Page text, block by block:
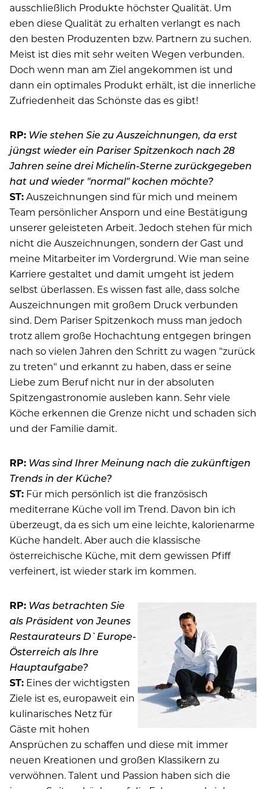
ausschließlich Produkte höchster Qualität. Um
eben diese Qualität zu erhalten verlangt es nach
den besten Produzenten bzw. Partnern zu suchen.
Meist ist dies mit sehr weiten Wegen verbunden.
Doch wenn man am Ziel angekommen ist und
dann ein optimales Produkt erhält, ist die innerliche
Zufriedenheit das Schönste das es gibt!
RP: Wie stehen Sie zu Auszeichnungen, da erst
jüngst wieder ein Pariser Spitzenkoch nach 28
Jahren seine drei Michelin-Sterne zurückgegeben
hat und wieder "normal" kochen möchte?
ST:Auszeichnungen sind für mich und meinem
Team persönlicher Ansporn und eine Bestätigung
unserer geleisteten Arbeit. Jedoch stehen für mich
nicht die Auszeichnungen, sondern der Gast und
meine Mitarbeiter im Vordergrund. Wie man seine
Karriere gestaltet und damit umgeht ist jedem
selbst überlassen. Es wissen fast alle, dass solche
Auszeichnungen mit großem Druck verbunden
sind. Dem Pariser Spitzenkoch muss man jedoch
trotz allem große Hochachtung entgegen bringen
nach so vielen Jahren den Schritt zu wagen "zurück
zu treten" und erkannt zu haben, dass er seine
Liebe zum Beruf nicht nur in der absoluten
Spitzengastronomie ausleben kann. Sehr viele
Köche erkennen die Grenze nicht und schaden sich
und der Familie damit.
RP: Was sind Ihrer Meinung nach die zukünftigen
Trends in der Küche?
ST: Für mich persönlich ist die französisch
mediterrane Küche voll im Trend. Davon bin ich
überzeugt, da es sich um eine leichte, kalorienarme
Küche handelt. Aber auch die klassische
österreichische Küche, mit dem gewissen Pfiff
verfeinert, ist wieder stark im kommen.
RP: Was betrachten Sie
als Präsident von Jeunes
Restaurateurs D`Europe-
Österreich als Ihre
Hauptaufgabe?
ST: Eines der wichtigsten
Ziele ist es, europaweit ein
kulinarisches Netz für
Gäste mit hohen
Ansprüchen zu schaffen und diese mit immer
neuen Kreationen und großen Klassikern zu
verwöhnen. Talent und Passion haben sich die